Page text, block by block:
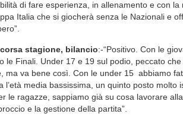
di fare esperienza, in allenamento e con la
Italia che si giocherà senza le Nazionali e
stagione, bilancio:-“Positivo. Con le
le Finali. Under 17 e 19 sul podio, peccato che
ma va bene così. Con le under 15 abbiamo
l’età media bassissima, un quinto posto molto
le ragazze, sappiamo già su cosa lavorare
e la gestione della partita”.